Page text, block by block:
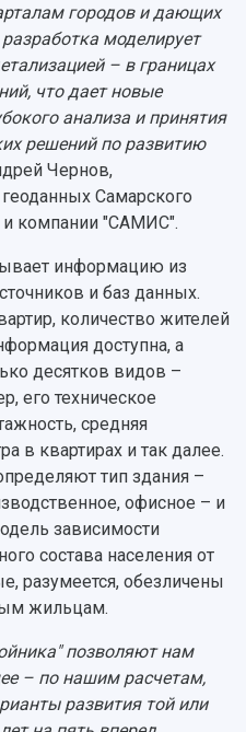
городов и дающих
моделирует
– в границах
что дает новые
анализа и принятия
решений по развитию
Чернов,
Самарского
и компании "САМИС".
информацию из
и баз данных.
количество жителей
доступна, а
десятков видов –
его техническое
средняя
в квартирах и так далее.
тип здания –
офисное – и
зависимости
состава населения от
разумеется, обезличены
жильцам.
позволяют нам
– по нашим расчетам,
развития той или